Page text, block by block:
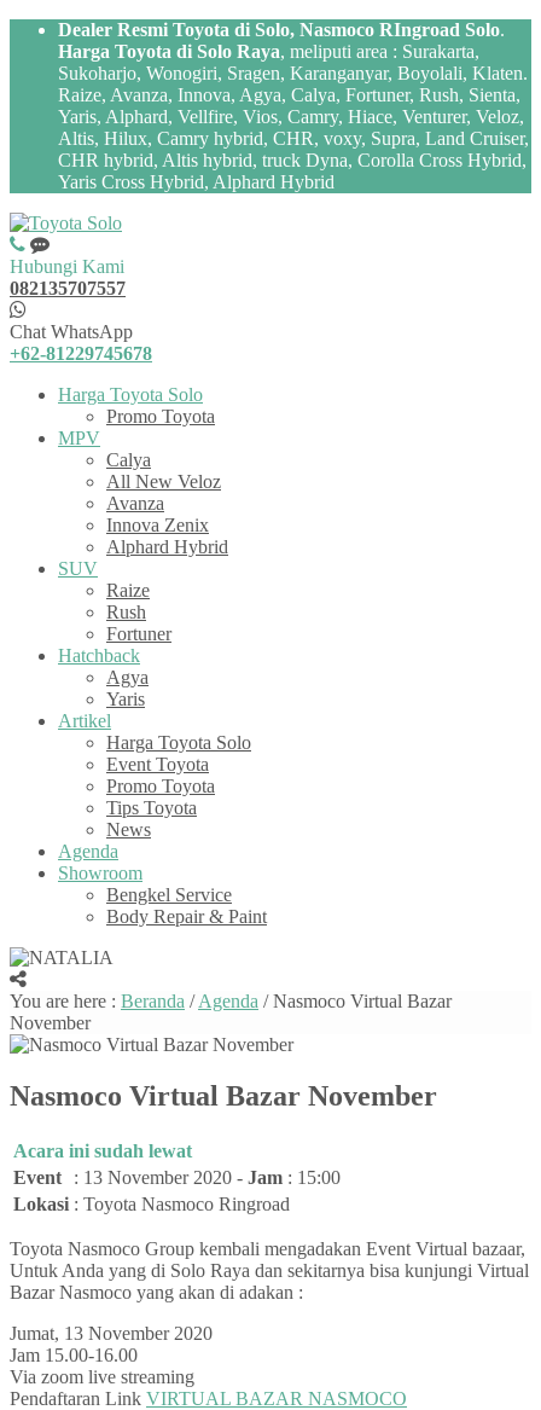
Dealer Resmi Toyota di Solo, Nasmoco RIngroad Solo.
Harga Toyota di Solo Raya, meliputi area : Surakarta,
Sukoharjo, Wonogiri, Sragen, Karanganyar, Boyolali, Klaten.
Raize, Avanza, Innova, Agya, Calya, Fortuner, Rush, Sienta,
Yaris, Alphard, Vellfire, Vios, Camry, Hiace, Venturer, Veloz,
Altis, Hilux, Camry hybrid, CHR, voxy, Supra, Land Cruiser,
CHR hybrid, Altis hybrid, truck Dyna, Corolla Cross Hybrid,
Yaris Cross Hybrid, Alphard Hybrid
Hubungi Kami
082135707557
Chat WhatsApp
+62-81229745678
Harga Toyota Solo
Promo Toyota
MPV
Calya
All New Veloz
Avanza
Innova Zenix
Alphard Hybrid
SUV
Raize
Rush
Fortuner
Hatchback
Agya
Yaris
Artikel
Harga Toyota Solo
Event Toyota
Promo Toyota
Tips Toyota
News
Agenda
Showroom
Bengkel Service
Body Repair & Paint
You are here : Beranda /Agenda /Nasmoco Virtual Bazar
November
Nasmoco Virtual Bazar November
Acara ini sudah lewat
Event
: 13 November 2020 - Jam : 15:00
Lokasi : Toyota Nasmoco Ringroad
Toyota Nasmoco Group kembali mengadakan Event Virtual bazaar,
Untuk Anda yang di Solo Raya dan sekitarnya bisa kunjungi Virtual
Bazar Nasmoco yang akan di adakan :
Jumat, 13 November 2020
Jam 15.00-16.00
Via zoom live streaming
Pendaftaran Link VIRTUAL BAZAR NASMOCO